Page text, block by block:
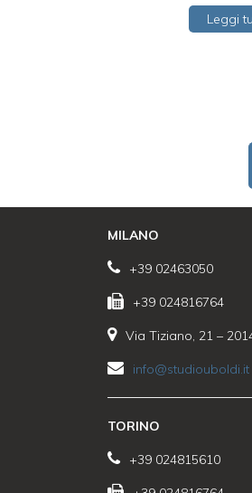
Leggi
MILANO
+39 02463050
+39 024816764
Via Tiziano, 21 –
info@studiouboldi.it
TORINO
+39 024815610